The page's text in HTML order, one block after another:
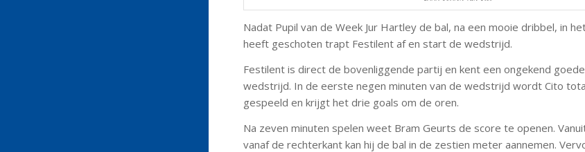
Nadat Pupil van de Week Jur Hartley de bal, na een mooie dribbel, in
heeft geschoten trapt Festilent af en start de wedstrijd.
Festilent is direct de bovenliggende partij en kent een ongekend
wedstrijd. In de eerste negen minuten van de wedstrijd wordt Cito
gespeeld en krijgt het drie goals om de oren.
Na zeven minuten spelen weet Bram Geurts de score te openen.
vanaf de rechterkant kan hij de bal in de zestien meter aannemen.